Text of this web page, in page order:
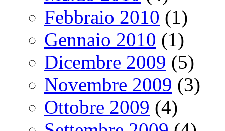
Febbraio 2010 (1)
Gennaio 2010 (1)
Dicembre 2009 (5)
Novembre 2009 (3)
Ottobre 2009 (4)